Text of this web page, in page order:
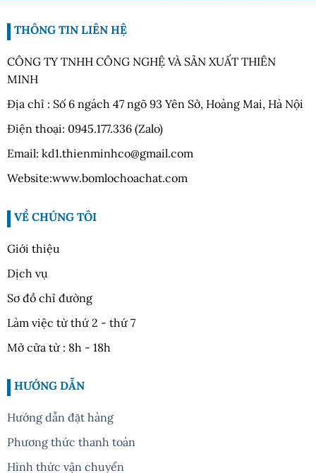
THÔNG TIN LIÊN HỆ
CÔNG TY TNHH CÔNG NGHỆ VÀ SẢN XUẤT THIÊN
MINH
Địa chỉ : Số 6 ngách 47 ngõ 93 Yên Sở, Hoàng Mai, Hà Nội
Điện thoại: 0945.177.336 (Zalo)
Email: kd1.thienminhco@gmail.com
Website:www.bomlochoachat.com
VỀ CHÚNG TÔI
Giới thiệu
Dịch vụ
Sơ đồ chỉ đường
Làm việc từ thứ 2 - thứ 7
Mở cửa từ : 8h - 18h
HƯỚNG DẪN
Hướng dẫn đặt hàng
Phương thức thanh toán
Hình thức vận chuyển